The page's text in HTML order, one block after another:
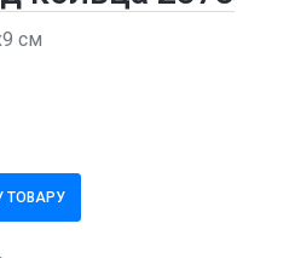
см
ТОВАРУ